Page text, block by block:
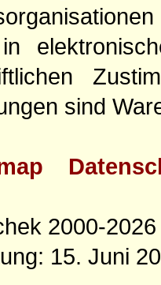
in
sind
2000-2026
15. Juni